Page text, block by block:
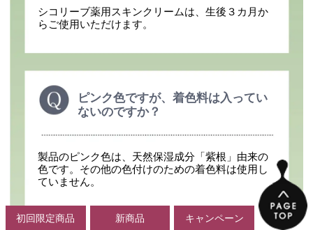
シコリーブ薬用スキンクリームは、生後３カ月か
らご使用いただけます。
ピンク色ですが、着色料は入ってい
ないのですか？
製品のピンク色は、天然保湿成分「紫根」由来の
色です。その他の色付けのための着色料は使用し
ていません。
初回限定商品 新商品 キャンペーン